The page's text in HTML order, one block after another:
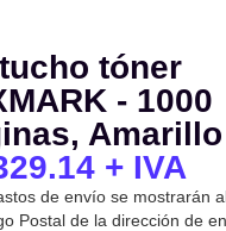
tóner
- 1000
Amarillo
+ IVA
de envío se mostrarán
Postal de la dirección de